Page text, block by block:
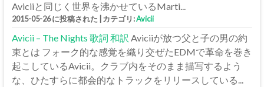
Aviciiと同じく世界を沸かせているMarti...
2015-05-26 に投稿された カテゴリ:Avicii
Avicii – The Nights 歌詞 和訳 Aviciiが放つ父と子の男の約
束とは フォーク的な感覚を織り交ぜたEDMで革命を巻き
起こしているAvicii。クラブ内をそのまま描写するよう
な、ひたすらに都会的なトラックをリリースしている...